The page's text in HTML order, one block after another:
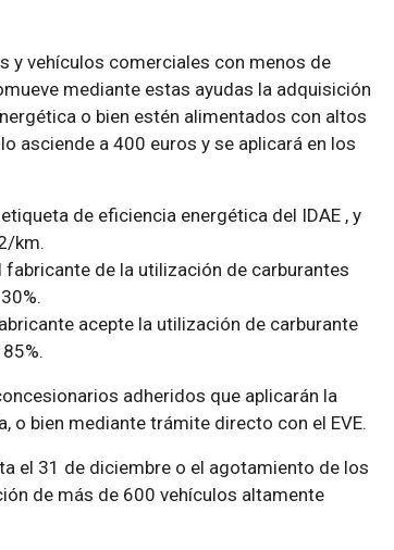
y vehículos comerciales con menos de
mediante estas ayudas la adquisición
o bien estén alimentados con altos
asciende a 400 euros y se aplicará en los
de eficiencia energética del IDAE , y
km.
de la utilización de carburantes
acepte la utilización de carburante
adheridos que aplicarán la
o bien mediante trámite directo con el EVE.
el 31 de diciembre o el agotamiento de los
de más de 600 vehículos altamente